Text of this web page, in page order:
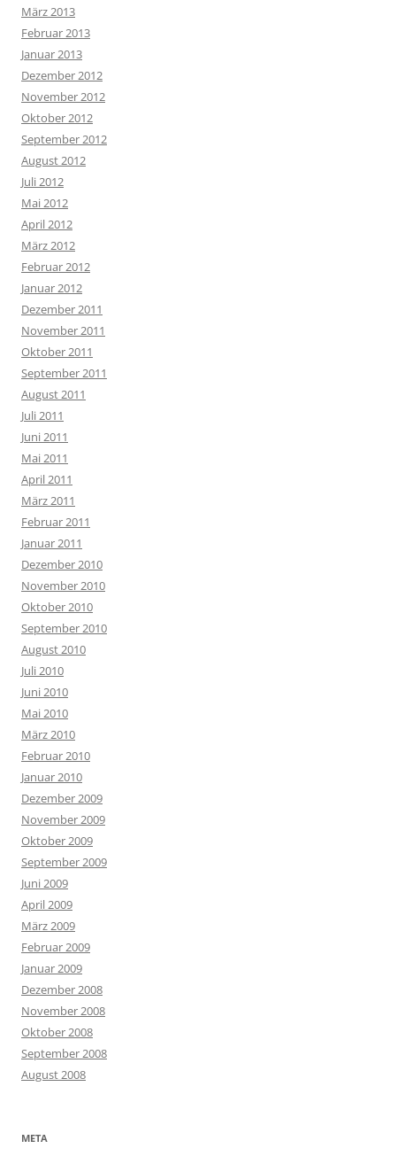
März 2013
Februar 2013
Januar 2013
Dezember 2012
November 2012
Oktober 2012
September 2012
August 2012
Juli 2012
Mai 2012
April 2012
März 2012
Februar 2012
Januar 2012
Dezember 2011
November 2011
Oktober 2011
September 2011
August 2011
Juli 2011
Juni 2011
Mai 2011
April 2011
März 2011
Februar 2011
Januar 2011
Dezember 2010
November 2010
Oktober 2010
September 2010
August 2010
Juli 2010
Juni 2010
Mai 2010
März 2010
Februar 2010
Januar 2010
Dezember 2009
November 2009
Oktober 2009
September 2009
Juni 2009
April 2009
März 2009
Februar 2009
Januar 2009
Dezember 2008
November 2008
Oktober 2008
September 2008
August 2008
META